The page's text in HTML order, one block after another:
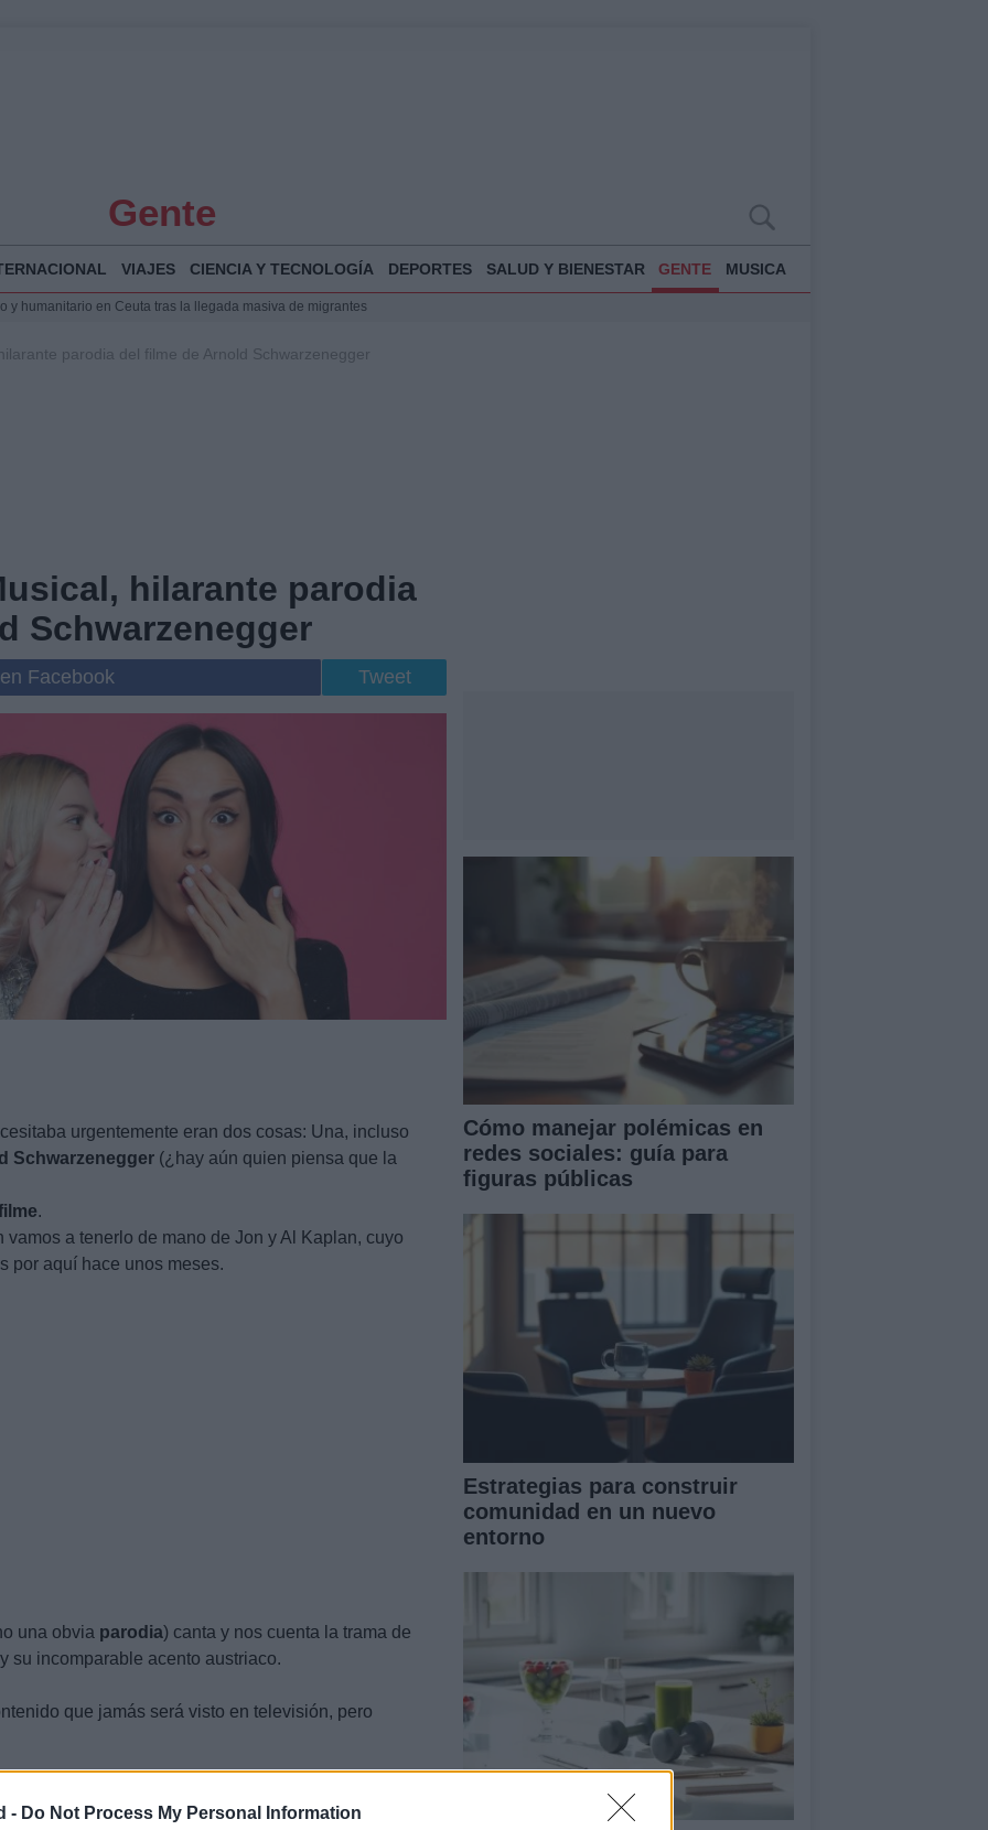
- Do Not Process My Personal Information
Gente
VIAJES CIENCIA Y TECNOLOGÍA DEPORTES SALUD Y BIENESTAR GENTE MUSICA
y humanitario en Ceuta tras la llegada masiva de migrantes
pabellón de la Expo de Zaragoza en centro sanitario clave
parodia del filme de Arnold Schwarzenegger
hilarante parodia
Schwarzenegger
Facebook Tweet
urgentemente eran dos cosas: Una, incluso
Schwarzenegger (¿hay aún quien piensa que la
.
a tenerlo de mano de Jon y Al Kaplan, cuyo
por aquí hace unos meses.
una obvia parodia) canta y nos cuenta la trama de
su incomparable acento austriaco.
que jamás será visto en televisión, pero
Cómo manejar polémicas en
redes sociales: guía para
figuras públicas
Estrategias para construir
comunidad en un nuevo
entorno